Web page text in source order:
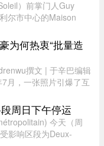
）前掌门人Guy
尔市中心的Maison
。Groupe Mach董事长
昨天周四向 ...
为何热衷“批量造
撰文 | 于辛巴编辑
月，一张照片引爆了互
姨，前方拉着一条横
博 ...
周日下午停运
今天（周
影响区段为Deux-